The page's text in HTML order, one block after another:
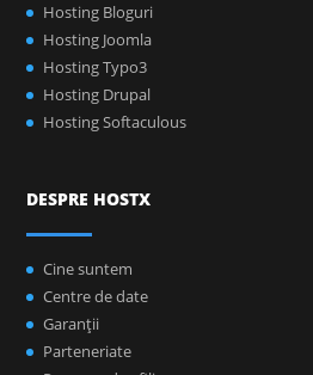
Hosting Bloguri
Hosting Joomla
Hosting Typo3
Hosting Drupal
Hosting Softaculous
DESPRE HOSTX
Cine suntem
Centre de date
Garanţii
Parteneriate